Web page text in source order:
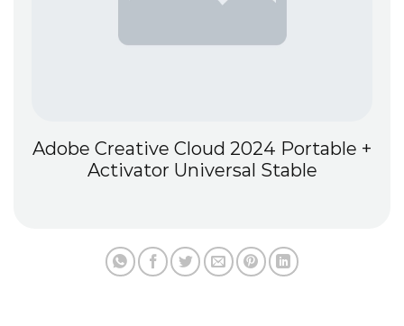
Adobe Creative Cloud 2024 Portable +
Activator Universal Stable